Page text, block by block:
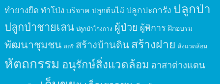
ทำยางยืด ทำโป่ง บริจาค ปลูกต้นไม้ ปลูกปะการัง ปลูกป่า
ปลูกป่าชายเลน ปลูกป่าโกงกาง ผู้ป่วย ผู้พิการ ฝึกอบรม
พัฒนาชุมชน สตรี สร้างบ้านดินสร้างฝาย สิ่งแวดล้อม
หัตถกรรม อนุรักษ์สิ่งแวดล้อม อาสาต่างแดน